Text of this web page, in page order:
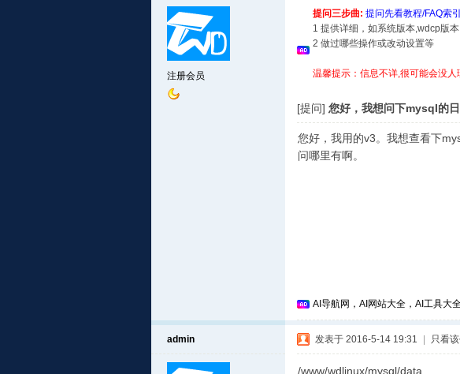
注册会员
提问三步曲: 提问先看教程/FAQ索
1 提供详细，如系统版本,wdcp版
2 做过哪些操作或改动设置等
温馨提示：信息不详,很可能会没
[提问] 您好，我想问下mysql的
您好，我用的v3。我想查看下
问哪里有啊。
AI导航网，AI网站大全，AI工具大
admin 发表于 2016-5-14 19:31 只看
/www/wdlinux/mysql/data